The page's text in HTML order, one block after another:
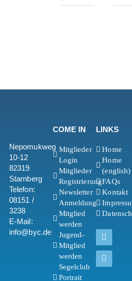
Nepomukweg
10-12
82319
Starnberg
Telefon:
08151 /
3238
E-Mail:
info@byc.de
COME IN
Mitglieder
Login
Mitglieder
Registrierung
Newsletter
Anmeldung
Mitglied
werden
Jugend-
Mitglied
werden
Segelclub
Portrait
LINKS
Home
Home
(english)
FAQs
Kontakt